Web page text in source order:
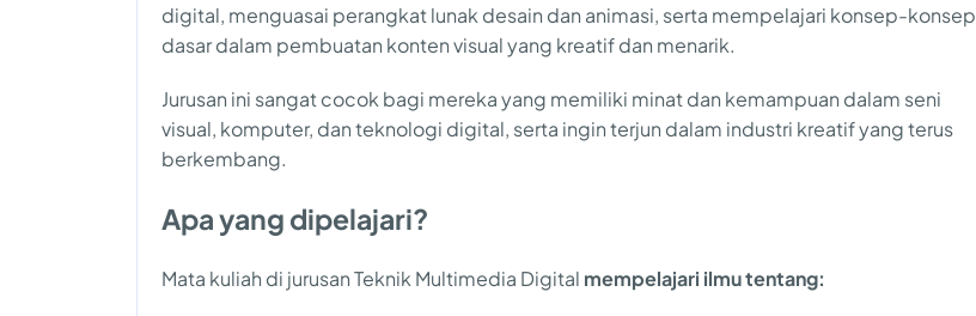
digital, menguasai perangkat lunak desain dan animasi, serta mempelajari konsep-konsep
dasar dalam pembuatan konten visual yang kreatif dan menarik.
Jurusan ini sangat cocok bagi mereka yang memiliki minat dan kemampuan dalam seni
visual, komputer, dan teknologi digital, serta ingin terjun dalam industri kreatif yang terus
berkembang.
Apa yang dipelajari?
Mata kuliah di jurusan Teknik Multimedia Digital mempelajari ilmu tentang: